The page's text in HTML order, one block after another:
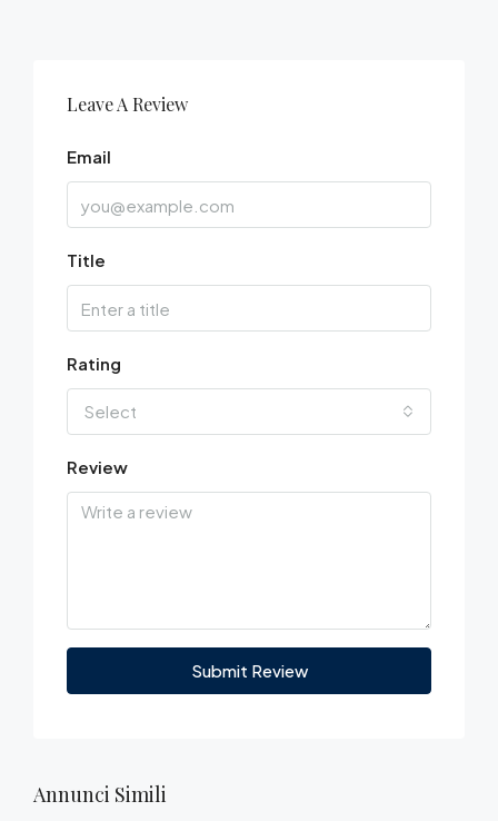
Leave A Review
Email
Title
Rating
Select
Review
Submit Review
Annunci Simili